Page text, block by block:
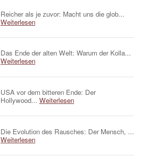
Reicher als je zuvor: Macht uns die glob...
Weiterlesen
Das Ende der alten Welt: Warum der Kolla...
Weiterlesen
USA vor dem bitteren Ende: Der
Hollywood... Weiterlesen
Die Evolution des Rausches: Der Mensch, ...
Weiterlesen